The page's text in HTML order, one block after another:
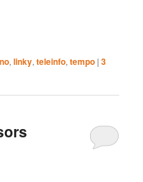
,linky,teleinfo,tempo |3